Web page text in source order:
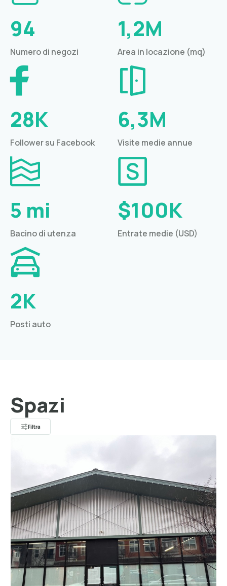
94
Numero di negozi
1,2M
Area in locazione (mq)
28K
Follower su Facebook
6,3M
Visite medie annue
5 mi
Bacino di utenza
$100K
Entrate medie (USD)
2K
Posti auto
Spazi
Filtra